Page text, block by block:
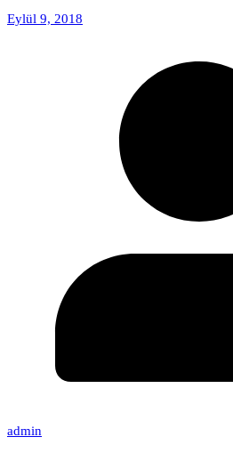
Eylül 9, 2018
admin